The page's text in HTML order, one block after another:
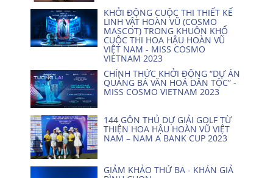
KHỞI ĐỘNG CUỘC THI THIẾT KẾ
LINH VẬT HOÀN VŨ (COSMO
MASCOT) TRONG KHUÔN KHỔ
CUỘC THI HOA HẬU HOÀN VŨ
VIỆT NAM - MISS COSMO
VIETNAM 2023
CHÍNH THỨC KHỞI ĐỘNG “DỰ ÁN
QUẢNG BÁ VĂN HOÁ DÂN TỘC” -
MISS COSMO VIETNAM 2023
144 GÔN THỦ DỰ GIẢI GOLF TỪ
THIỆN HOA HẬU HOÀN VŨ VIỆT
NAM – NAM A BANK CUP 2023
GIẢM KHẢO THỨ BA - KHÁN GIẢ